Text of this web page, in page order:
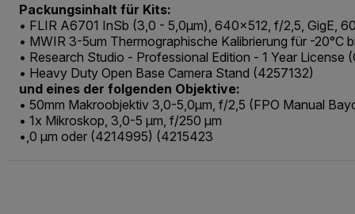
Packungsinhalt für Kits:
• FLIR A6701 InSb (3,0 - 5,0μm), 640x512, f/2,5, GigE,
• MWIR 3-5um Thermographische Kalibrierung für -20°C
• Research Studio - Professional Edition - 1 Year
• Heavy Duty Open Base Camera Stand (4257132)
und eines der folgenden Objektive:
• 50mm Makroobjektiv 3,0-5,0μm, f/2,5 (FPO Manual
• 1x Mikroskop, 3,0-5 μm, f/250 μm
•,0 μm oder (4214995) (4215423